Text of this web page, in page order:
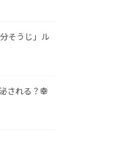
そうじ」ル
される？幸